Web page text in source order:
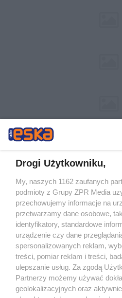
Żaden utwór zamieszczony w serwisie
rozpowszechniany lub dalej
tym także elektroniczny lub
eksploatacji w jakiejkolwiek formie,
Internecie bez pisemnej zgody
wykorzystanie utworów w całości lub w
tzn. bez właściwej zgody, jest
ścigane prawnie.
Drogi Użytkowniku,
My, naszych 1162 zaufanych
podmioty z Grupy ZPR Media
przechowujemy informacje na
przetwarzamy dane osobowe,
identyfikatory, standardowe
urządzenie czy dane
spersonalizowanych reklam,
treści, pomiar reklam i treści,
ulepszanie usług. Za zgodą
Partnerzy możemy używać
geolokalizacyjnych oraz